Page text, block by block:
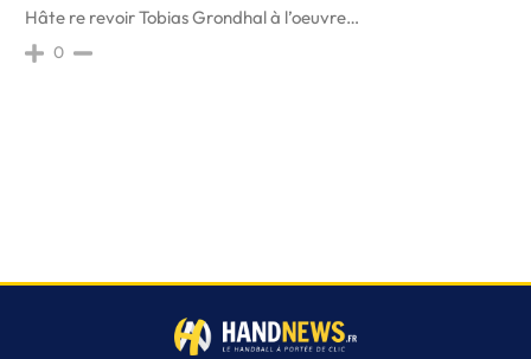
Hâte re revoir Tobias Grondhal à l’oeuvre…
0